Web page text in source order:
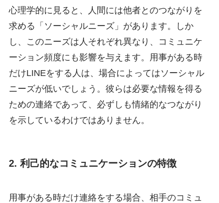
心理学的に見ると、人間には他者とのつながりを
求める「ソーシャルニーズ」があります。しか
し、このニーズは人それぞれ異なり、コミュニケ
ーション頻度にも影響を与えます。用事がある時
だけLINEをする人は、場合によってはソーシャル
ニーズが低いでしょう。彼らは必要な情報を得る
ための連絡であって、必ずしも情緒的なつながり
を示しているわけではありません。
2. 利己的なコミュニケーションの特徴
用事がある時だけ連絡をする場合、相手のコミュ